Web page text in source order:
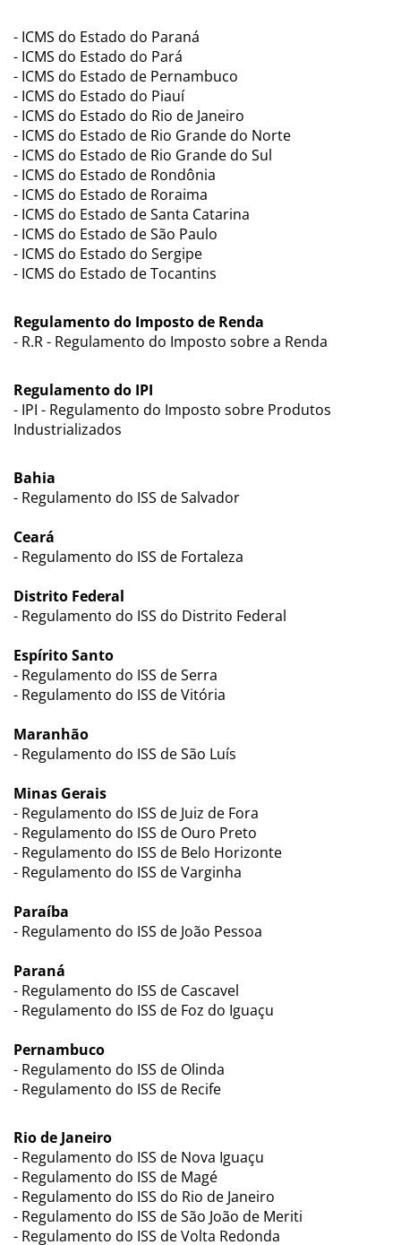
- ICMS do Estado do Paraná
- ICMS do Estado do Pará
- ICMS do Estado de Pernambuco
- ICMS do Estado do Piauí
- ICMS do Estado do Rio de Janeiro
- ICMS do Estado de Rio Grande do Norte
- ICMS do Estado de Rio Grande do Sul
- ICMS do Estado de Rondônia
- ICMS do Estado de Roraima
- ICMS do Estado de Santa Catarina
- ICMS do Estado de São Paulo
- ICMS do Estado do Sergipe
- ICMS do Estado de Tocantins
Regulamento do Imposto de Renda
- R.R - Regulamento do Imposto sobre a Renda
Regulamento do IPI
- IPI - Regulamento do Imposto sobre Produtos
Industrializados
Bahia
- Regulamento do ISS de Salvador
Ceará
- Regulamento do ISS de Fortaleza
Distrito Federal
- Regulamento do ISS do Distrito Federal
Espírito Santo
- Regulamento do ISS de Serra
- Regulamento do ISS de Vitória
Maranhão
- Regulamento do ISS de São Luís
Minas Gerais
- Regulamento do ISS de Juiz de Fora
- Regulamento do ISS de Ouro Preto
- Regulamento do ISS de Belo Horizonte
- Regulamento do ISS de Varginha
Paraíba
- Regulamento do ISS de João Pessoa
Paraná
- Regulamento do ISS de Cascavel
- Regulamento do ISS de Foz do Iguaçu
Pernambuco
- Regulamento do ISS de Olinda
- Regulamento do ISS de Recife
Rio de Janeiro
- Regulamento do ISS de Nova Iguaçu
- Regulamento do ISS de Magé
- Regulamento do ISS do Rio de Janeiro
- Regulamento do ISS de São João de Meriti
- Regulamento do ISS de Volta Redonda